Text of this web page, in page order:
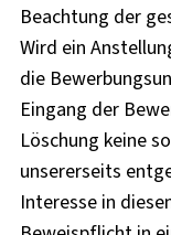
Beachtung der
Wird ein
die
Eingang der
Löschung keine
unsererseits
Interesse in